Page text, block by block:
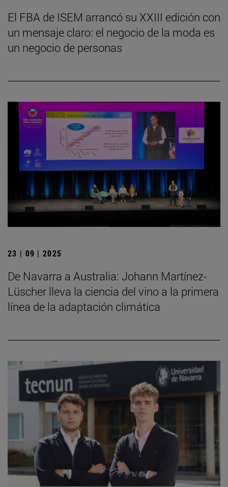
El FBA de ISEM arrancó su XXIII edición con
un mensaje claro: el negocio de la moda es
un negocio de personas
23 | 09 | 2025
De Navarra a Australia: Johann Martínez-
Lüscher lleva la ciencia del vino a la primera
línea de la adaptación climática